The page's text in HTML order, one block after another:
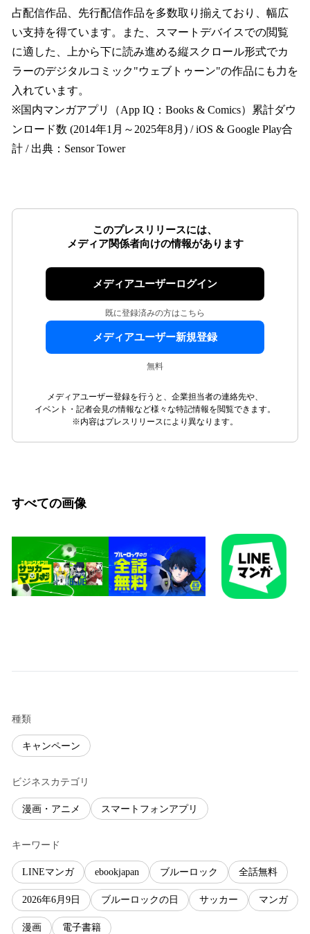
占配信作品、先行配信作品を多数取り揃えており、幅広
い支持を得ています。また、スマートデバイスでの閲覧
に適した、上から下に読み進める縦スクロール形式でカ
ラーのデジタルコミック"ウェブトゥーン"の作品にも力を
入れています。
※国内マンガアプリ（App IQ：Books & Comics）累計ダウ
ンロード数 (2014年1月～2025年8月) / iOS & Google Play合
計 / 出典：Sensor Tower
このプレスリリースには、
メディア関係者向けの情報があります
メディアユーザーログイン
既に登録済みの方はこちら
メディアユーザー新規登録
無料
メディアユーザー登録を行うと、企業担当者の連絡先や、
イベント・記者会見の情報など様々な特記情報を閲覧できます。
※内容はプレスリリースにより異なります。
すべての画像
種類
キャンペーン
ビジネスカテゴリ
漫画・アニメ スマートフォンアプリ
キーワード
LINEマンガ ebookjapan ブルーロック 全話無料
2026年6月9日 ブルーロックの日 サッカー マンガ
漫画 電子書籍